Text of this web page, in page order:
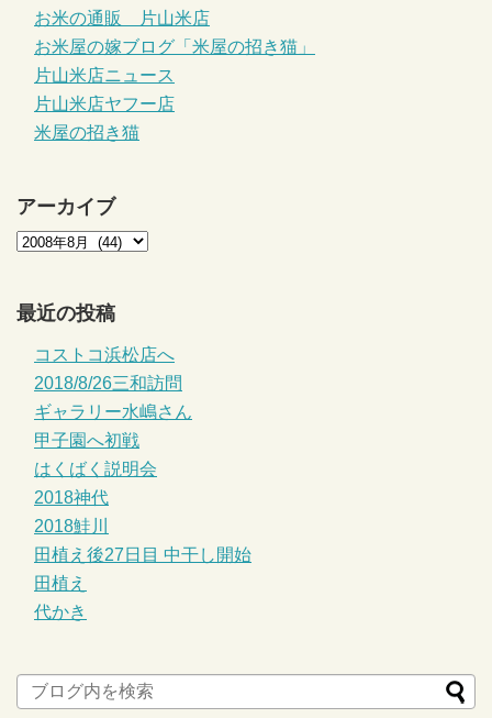
お米の通販 片山米店
お米屋の嫁ブログ「米屋の招き猫」
片山米店ニュース
片山米店ヤフー店
米屋の招き猫
アーカイブ
最近の投稿
コストコ浜松店へ
2018/8/26三和訪問
ギャラリー水嶋さん
甲子園へ初戦
はくばく説明会
2018神代
2018鮭川
田植え後27日目 中干し開始
田植え
代かき